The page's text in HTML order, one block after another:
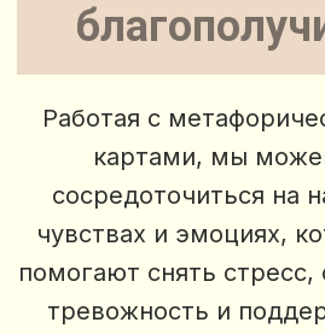
Работая с
картами, мы
сосредоточиться на
чувствах и эмоциях,
помогают снять стресс,
тревожность и